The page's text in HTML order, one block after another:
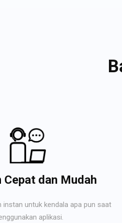
Cepat dan Mudah
instan untuk kendala apa pun saat
aplikasi.